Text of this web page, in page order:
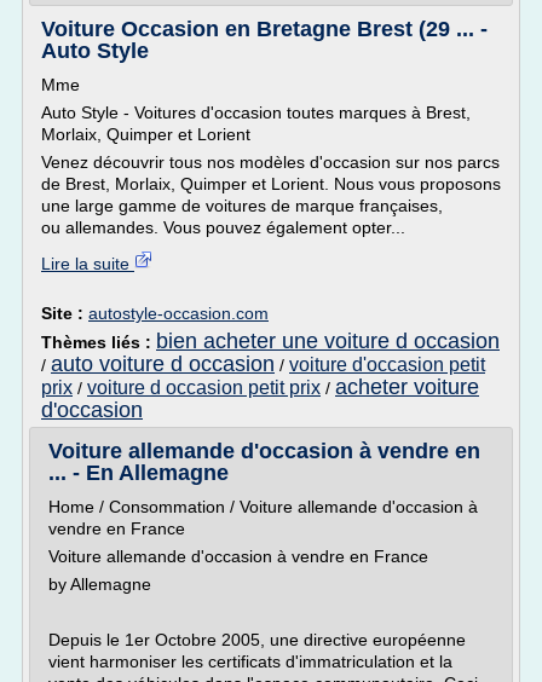
Voiture Occasion en Bretagne Brest (29 ... -
Auto Style
Mme
Auto Style - Voitures d'occasion toutes marques à Brest,
Morlaix, Quimper et Lorient
Venez découvrir tous nos modèles d'occasion sur nos parcs
de Brest, Morlaix, Quimper et Lorient. Nous vous proposons
une large gamme de voitures de marque françaises,
ou allemandes. Vous pouvez également opter...
Lire la suite
Site : autostyle-occasion.com
Thèmes liés : bien acheter une voiture d occasion
/ auto voiture d occasion / voiture d'occasion petit
prix / voiture d occasion petit prix / acheter voiture
d'occasion
Voiture allemande d'occasion à vendre en
... - En Allemagne
Home / Consommation / Voiture allemande d'occasion à
vendre en France
Voiture allemande d'occasion à vendre en France
by Allemagne
Depuis le 1er Octobre 2005, une directive européenne
vient harmoniser les certificats d'immatriculation et la